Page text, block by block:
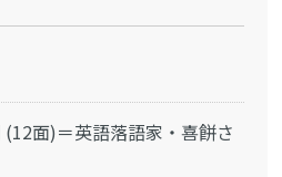
面)＝英語落語家・喜餅さ